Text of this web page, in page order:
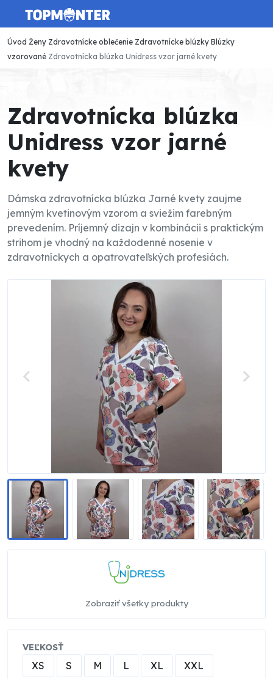
Úvod Ženy Zdravotnícke oblečenie Zdravotnícke blúzky Blúzky
vzorované Zdravotnícka blúzka Unidress vzor jarné kvety
Zobraziť všetky produkty
Zdravotnícka blúzka
Unidress vzor jarné
kvety
Dámska zdravotnícka blúzka Jarné kvety zaujme
jemným kvetinovým vzorom a sviežim farebným
prevedením. Príjemný dizajn v kombinácii s praktickým
strihom je vhodný na každodenné nosenie v
zdravotníckych a opatrovateľských profesiách.
VEĽKOSŤ
XS S M L XL XXL